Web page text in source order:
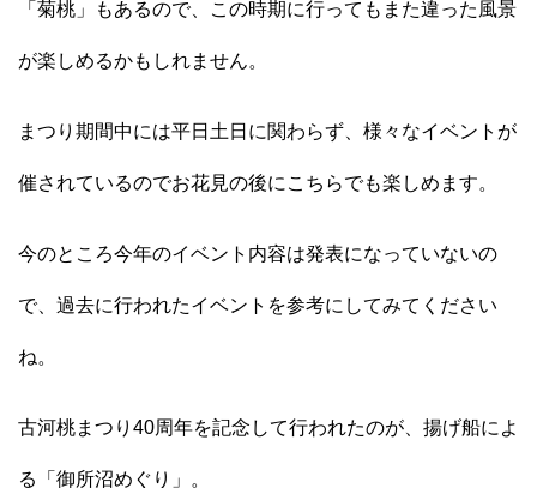
「菊桃」もあるので、この時期に行ってもまた違った風景
が楽しめるかもしれません。
まつり期間中には平日土日に関わらず、様々なイベントが
催されているのでお花見の後にこちらでも楽しめます。
今のところ今年のイベント内容は発表になっていないの
で、過去に行われたイベントを参考にしてみてください
ね。
古河桃まつり40周年を記念して行われたのが、揚げ船によ
る「御所沼めぐり」。